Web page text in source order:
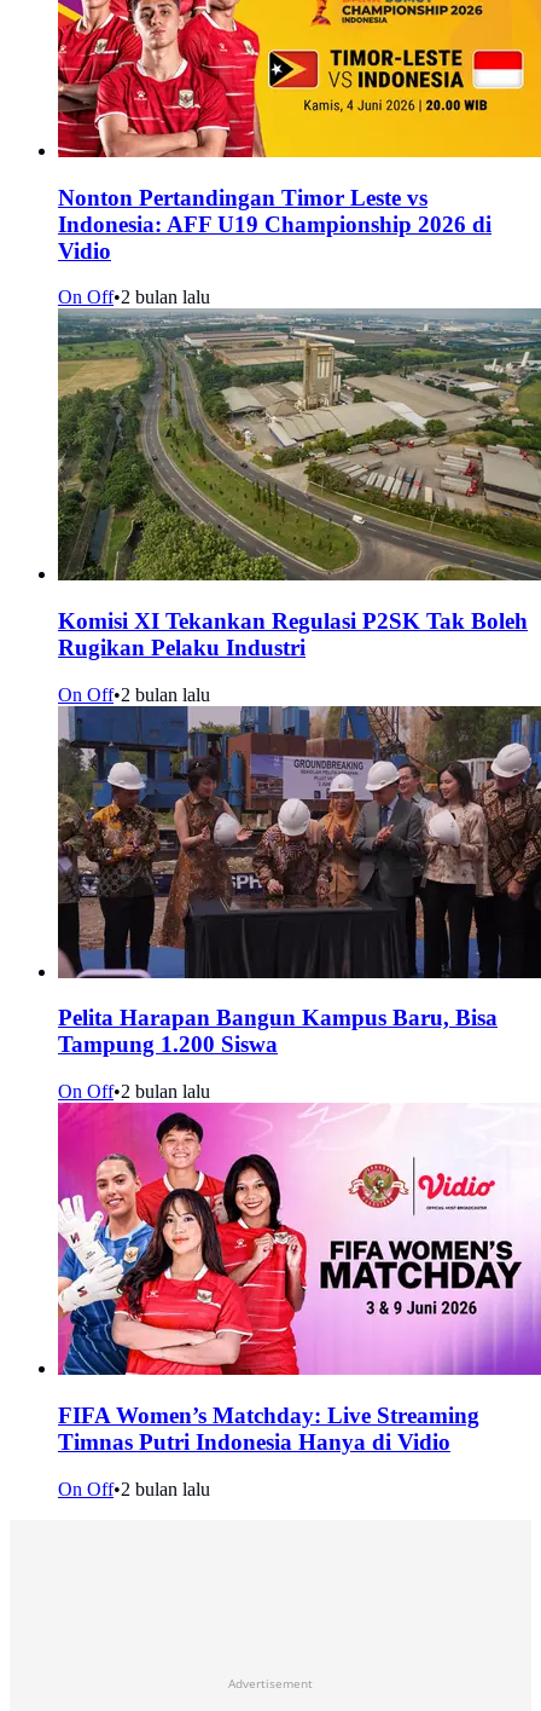
Nonton Pertandingan Timor Leste vs
Indonesia: AFF U19 Championship 2026 di
Vidio
On Off•2 bulan lalu
Komisi XI Tekankan Regulasi P2SK Tak Boleh
Rugikan Pelaku Industri
On Off•2 bulan lalu
Pelita Harapan Bangun Kampus Baru, Bisa
Tampung 1.200 Siswa
On Off•2 bulan lalu
FIFA Women’s Matchday: Live Streaming
Timnas Putri Indonesia Hanya di Vidio
On Off•2 bulan lalu
Advertisement